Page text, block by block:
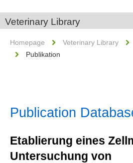
Veterinary Library
Homepage Veterinary Library
Publikation
Publication
Etablierung eines
Untersuchung von